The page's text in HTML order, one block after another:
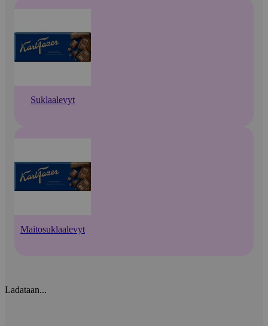
Suklaalevyt
Maitosuklaalevyt
Ladataan...